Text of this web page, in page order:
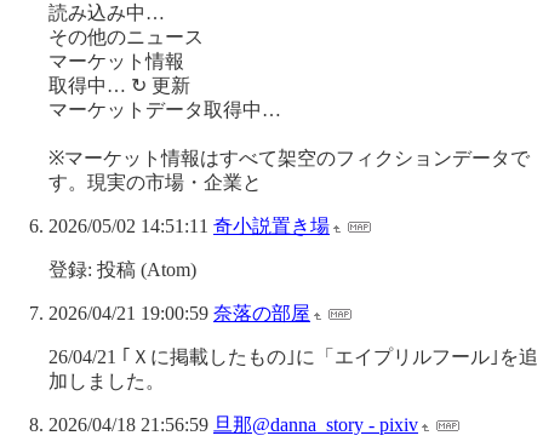
読み込み中…
その他のニュース
マーケット情報
取得中… ↻ 更新
マーケットデータ取得中…
※マーケット情報はすべて架空のフィクションデータで
す。現実の市場・企業と
2026/05/02 14:51:11 奇小説置き場
登録: 投稿 (Atom)
2026/04/21 19:00:59 奈落の部屋
26/04/21 ｢Ｘに掲載したもの｣に「エイプリルフール｣を追
加しました。
2026/04/18 21:56:59 旦那@danna_story - pixiv